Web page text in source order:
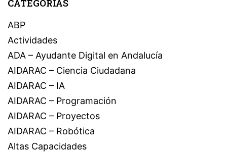
CATEGORÍAS
ABP
Actividades
ADA – Ayudante Digital en Andalucía
AIDARAC – Ciencia Ciudadana
AIDARAC – IA
AIDARAC – Programación
AIDARAC – Proyectos
AIDARAC – Robótica
Altas Capacidades